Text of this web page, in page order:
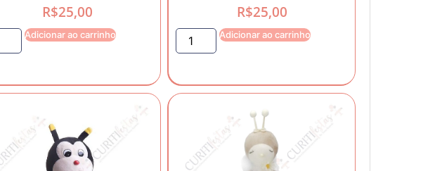
R$25,00
Adicionar ao carrinho
R$25,00
Adicionar ao carrinho